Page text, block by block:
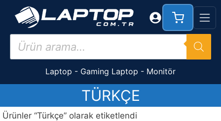
İçeriğe
Products
search
Laptop - Gaming Laptop - Monitör
TÜRKÇE
Ürünler “Türkçe” olarak etiketlendi